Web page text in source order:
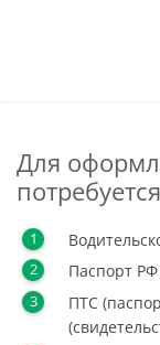
Для
Паспорт РФ
ПТС